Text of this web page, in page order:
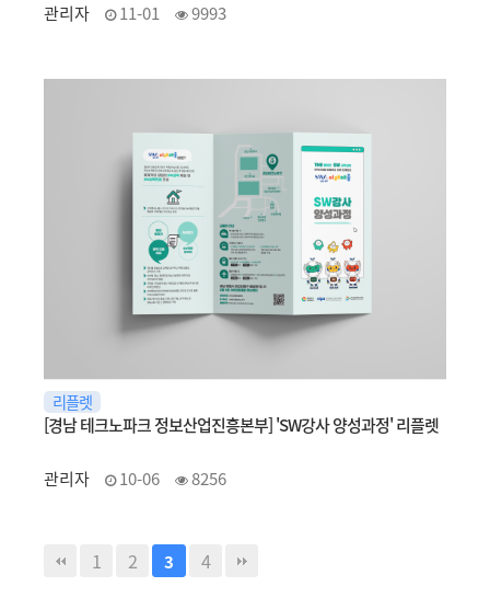
관리자 11-01 9993
리플렛
[경남 테크노파크 정보산업진흥본부] 'SW강사 양성과정' 리플렛
관리자 10-06 8256
1 2 3 4